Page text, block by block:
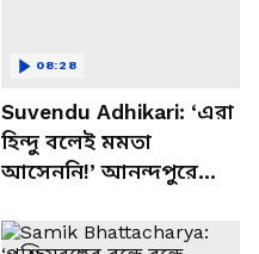
Suvendu Adhikari: ‘এরা
হিন্দু বলেই মমতা
আসেননি!’ আনন্দপুরে
খোলসা করলেন শুভেন্দু
08:28